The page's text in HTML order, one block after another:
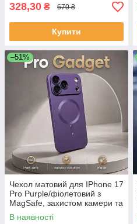
328,30 ₴ 670 ₴
Купити
–51%
Чехол матовий для IPhone 17
Pro Purple/фіолетовий з
MagSafe, захистом камери та
лінз
В наявності